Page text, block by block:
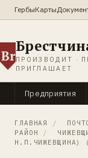
ГербыКарты
BrПРОИЗВОДИТ ·
ПРИГЛАШАЕТ
Предприятия
ГЛАВНАЯ /
РАЙОН
/
Н.П.ЧИЖЕВЩИНА)